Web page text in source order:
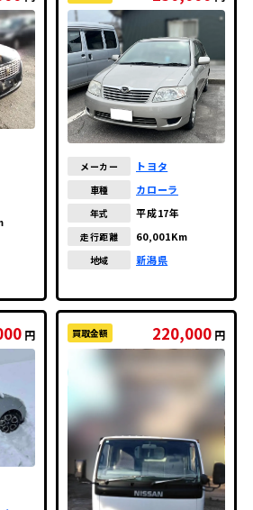
メーカー トヨタ
車種 カローラ
年式 平成17年
走行距離 60,001Km
地域 新潟県
円 買取金額 220,000 円